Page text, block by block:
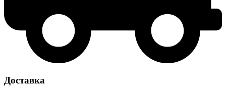
Доставка